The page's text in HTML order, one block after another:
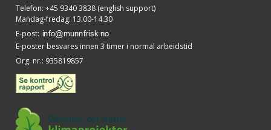
Telefon: +45 9340 3838 (english support)
Mandag-fredag: 13.00-14.30
E-post:
E-poster besvares innen 3 timer i normal arbeidstid
Org. nr.: 935819857